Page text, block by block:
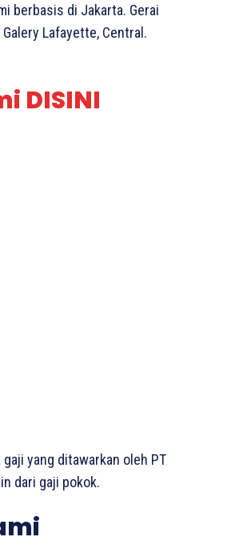
berbasis di Jakarta. Gerai
Lafayette, Central.
DISINI
yang ditawarkan oleh PT
dari gaji pokok.